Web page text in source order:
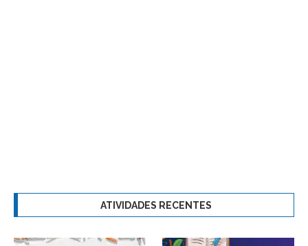
ATIVIDADES RECENTES